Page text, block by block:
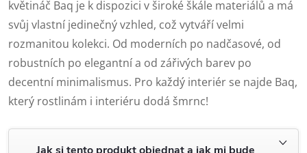
květináč Baq je k dispozici v široké škále materiálů a má
svůj vlastní jedinečný vzhled, což vytváří velmi
rozmanitou kolekci. Od moderních po nadčasové, od
robustních po elegantní a od zářivých barev po
decentní minimalismus. Pro každý interiér se najde Baq,
který rostlinám i interiéru dodá šmrnc!